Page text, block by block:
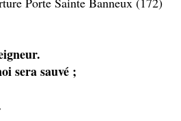
sera sauvé ;